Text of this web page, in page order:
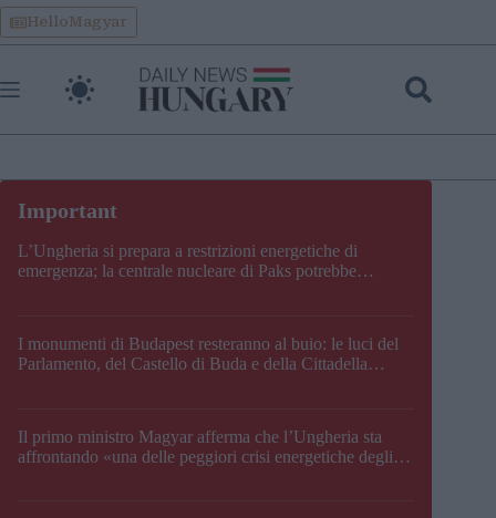
Skip
to
content
HelloMagyar
L’Ungheria si prepara a restrizioni energetiche di
emergenza; la centrale nucleare di Paks potrebbe
I monumenti di Budapest resteranno al buio: le luci del
Parlamento, del Castello di Buda e della Cittadella
Il primo ministro Magyar afferma che l’Ungheria sta
affrontando «una delle peggiori crisi energetiche degli